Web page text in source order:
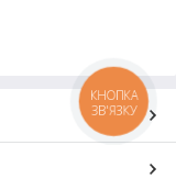
КНОПКА
ЗВ'ЯЗКУ